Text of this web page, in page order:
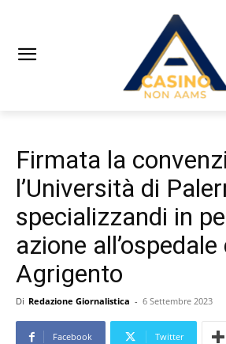
Firmata la
l’Università di
specializzandi in
azione all’ospedale
Agrigento
Di Redazione Giornalistica - 6 Settembre 2023
Facebook Twitter